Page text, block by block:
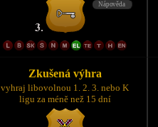
Zkušená výhra
vyhraj libovolnou 1. 2. 3. nebo K
ligu za méně než 15 dní